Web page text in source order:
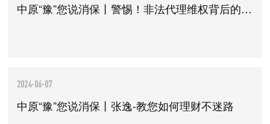
中原“豫”您说消保丨警惕！非法代理维权背后的陷阱
2024-06-07
中原“豫”您说消保丨张逸-教您如何理财不迷路